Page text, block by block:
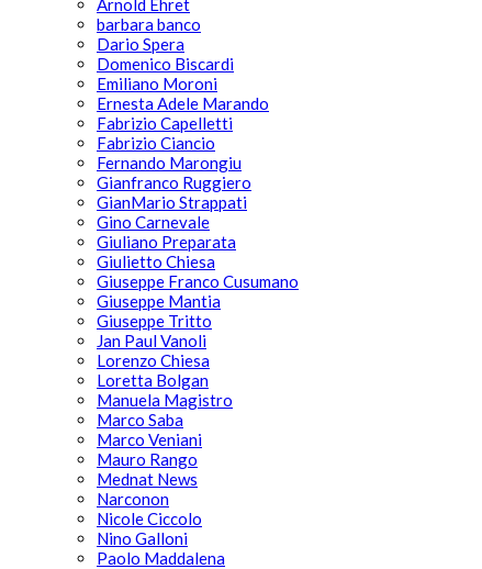
Arnold Ehret
barbara banco
Dario Spera
Domenico Biscardi
Emiliano Moroni
Ernesta Adele Marando
Fabrizio Capelletti
Fabrizio Ciancio
Fernando Marongiu
Gianfranco Ruggiero
GianMario Strappati
Gino Carnevale
Giuliano Preparata
Giulietto Chiesa
Giuseppe Franco Cusumano
Giuseppe Mantia
Giuseppe Tritto
Jan Paul Vanoli
Lorenzo Chiesa
Loretta Bolgan
Manuela Magistro
Marco Saba
Marco Veniani
Mauro Rango
Mednat News
Narconon
Nicole Ciccolo
Nino Galloni
Paolo Maddalena